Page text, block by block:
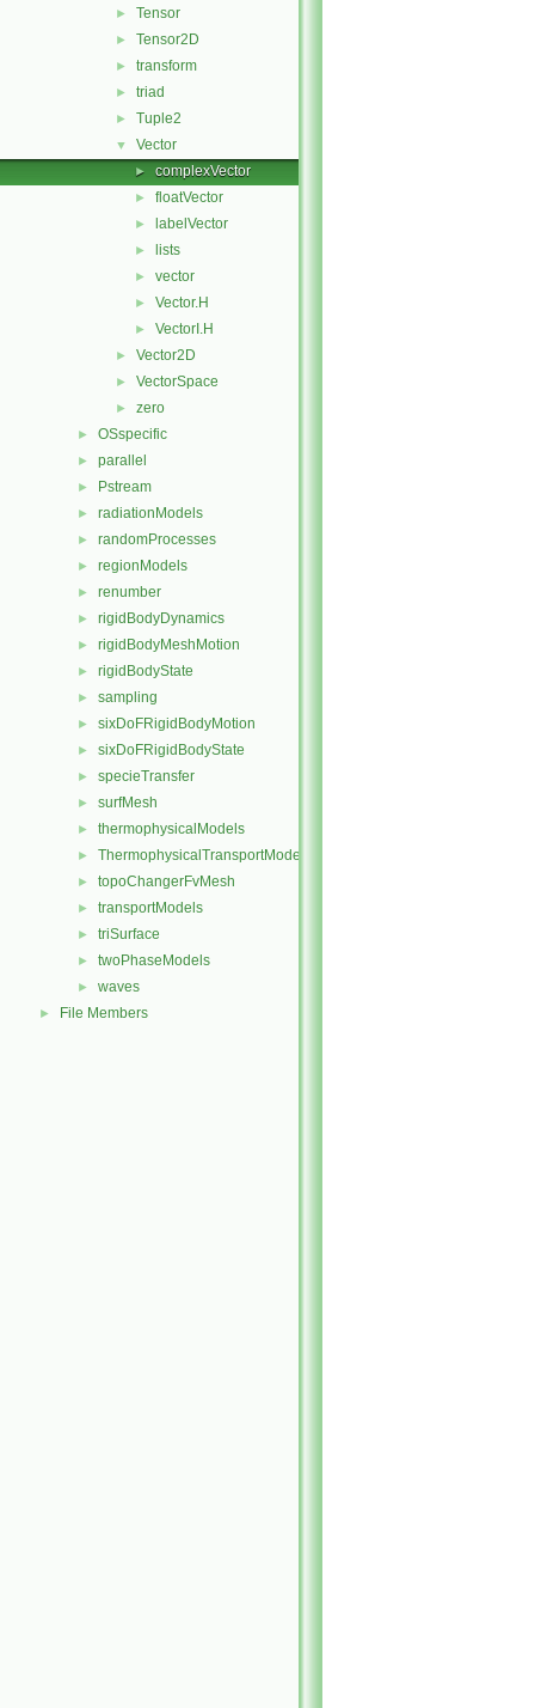
► Tensor
► Tensor2D
► transform
► triad
► Tuple2
▼ Vector
► complexVector
► floatVector
► labelVector
► lists
► vector
► Vector.H
► VectorI.H
► Vector2D
► VectorSpace
► zero
► OSspecific
► parallel
► Pstream
► radiationModels
► randomProcesses
► regionModels
► renumber
► rigidBodyDynamics
► rigidBodyMeshMotion
► rigidBodyState
► sampling
► sixDoFRigidBodyMotion
► sixDoFRigidBodyState
► specieTransfer
► surfMesh
► thermophysicalModels
► ThermophysicalTransportModels
► topoChangerFvMesh
► transportModels
► triSurface
► twoPhaseModels
► waves
► File Members